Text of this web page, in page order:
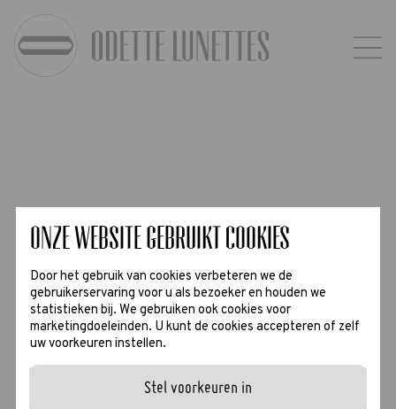
Onze website gebruikt cookies
Door het gebruik van cookies verbeteren we de
gebruikerservaring voor u als bezoeker en houden we
statistieken bij. We gebruiken ook cookies voor
marketingdoeleinden. U kunt de cookies accepteren of zelf
uw voorkeuren instellen.
Stel voorkeuren in